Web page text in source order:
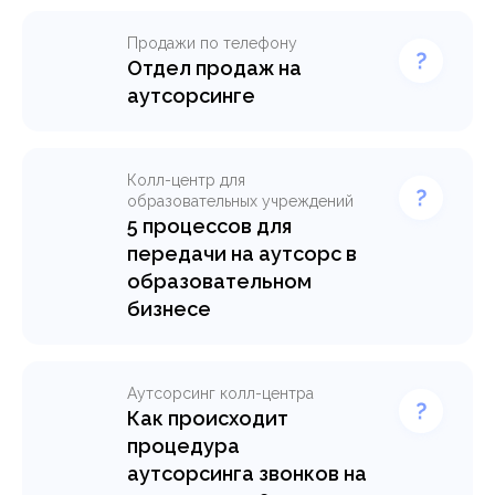
Продажи по телефону
Отдел продаж на
аутсорсинге
Прозрачные условия,
оплата за результат.
Передаём тёплых клиентов,
готовых к сделке, без
лишних затрат.
Колл-центр для
образовательных учреждений
5 процессов для
передачи на аутсорс в
образовательном
бизнесе
аутсорсинг в
образовательном бизнесе:
от работы с клиентами и
маркетинга до бухгалтерии,
соцсетей и технической
Аутсорсинг колл-центра
Как происходит
процедура
аутсорсинга звонков на